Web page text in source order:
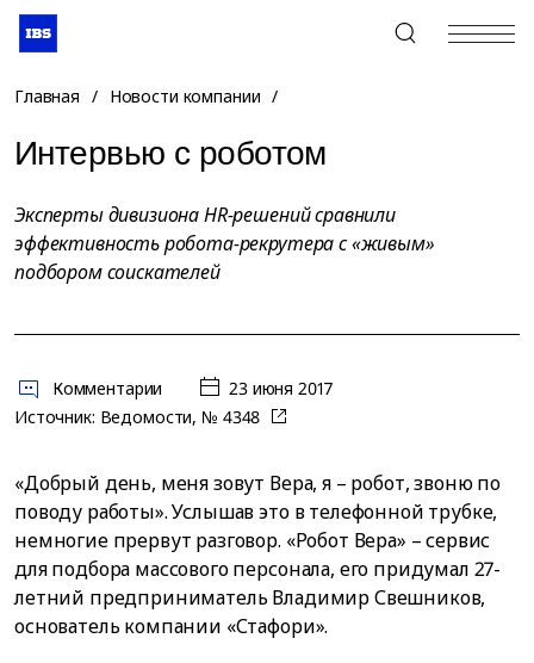
+7 (495) 967-80-80
Главная / Новости компании /
Интервью с роботом
Эксперты дивизиона HR-реше­ний сравнили
эффективность робота-рекрутера с «живым»
подбором соискателей
Комментарии
23 июня 2017
Источник: Ведомости, № 4348
«Добрый день, меня зовут Вера, я – робот, звоню по
поводу работы». Услышав это в телефонной трубке,
немногие прервут разговор. «Робот Вера» – сервис
для подбора массового персонала, его придумал 27-
летний предприниматель Владимир Свешников,
основатель компании «Стафори».